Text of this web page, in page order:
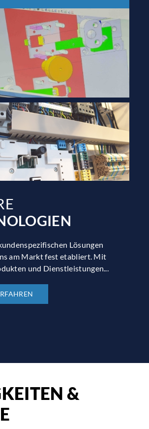
Lösungen
am Markt fest etabliert. Mit
und Dienstleistungen...
&